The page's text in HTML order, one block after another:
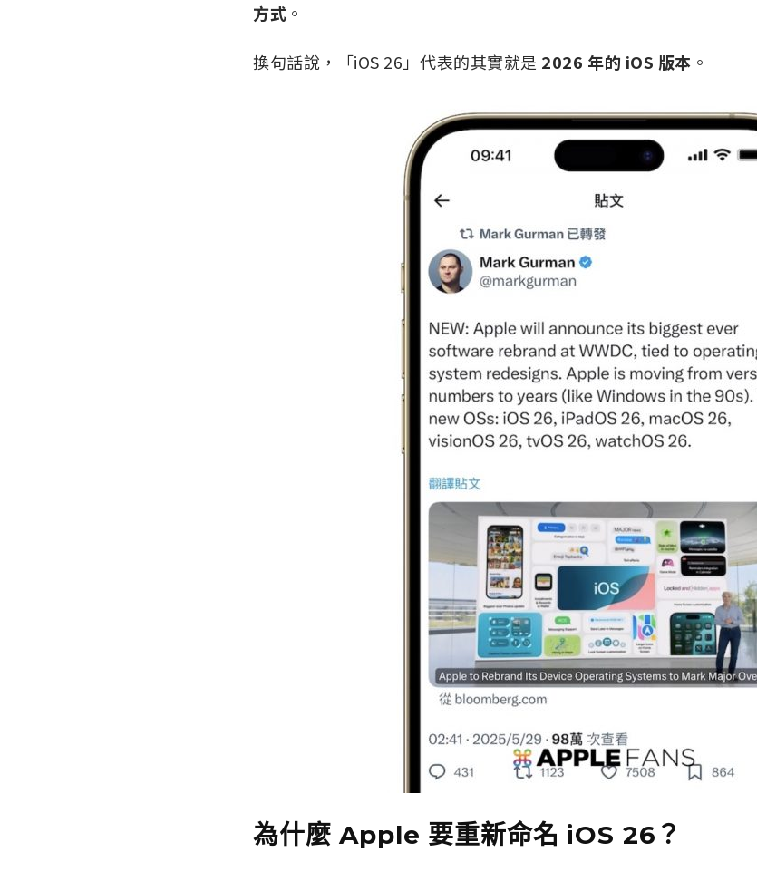
方式 。
換句話說，「iOS 26」代表的其實就是 2026 年的 iOS 版本 。
為什麼 Apple 要重新命名 iOS 26？